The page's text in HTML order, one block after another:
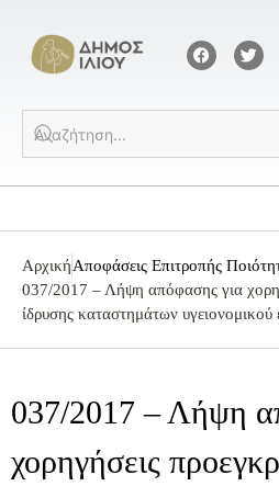
ΑρχικήΑποφάσεις Επιτροπής
037/2017 – Λήψη απόφασης για
ίδρυσης καταστημάτων υγειονομικού
037/2017 – Λήψη
χορηγήσεις